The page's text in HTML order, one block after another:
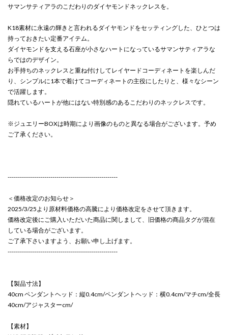
サマンサティアラのこだわりのダイヤモンドネックレスを。
K18素材に永遠の輝きと言われるダイヤモンドをセッティングした、ひとつは
持っておきたい定番アイテム。
ダイヤモンドを支える石座が小さなハートになっているサマンサティアラな
らではのデザイン。
お手持ちのネックレスと重ね付けしてレイヤードコーディネートを楽しんだ
り、シンプルに1本で着けてコーディネートの主役にしたりと、様々なシーン
で活躍します。
隠れているハートが他にはない特別感のあるこだわりのネックレスです。
※ジュエリーBOXは時期により画像のものと異なる場合がございます。予め
ご了承ください。
------------------------------------------------------
＜価格改定のお知らせ＞
2025/3/25より原材料価格の高騰により価格改定をさせて頂きます。
価格改定後にご購入いただいた商品に関しまして、旧価格の商品タグが混在
している場合がございます。
ご了承下さいますよう、お願い申し上げます。
------------------------------------------------------
【製品寸法】
40cm ペンダントヘッド：縦0.4cm/ペンダントヘッド：横0.4cm/マチcm/全長
40cm/アジャスターcm/
【素材】